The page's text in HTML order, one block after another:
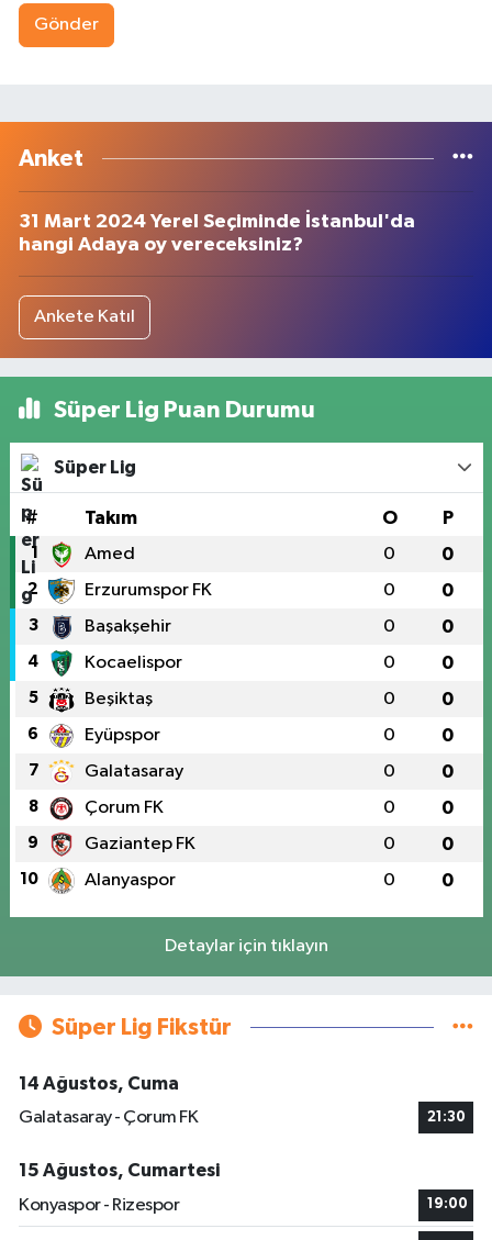
Gönder
Anket
31 Mart 2024 Yerel Seçiminde İstanbul'da
hangi Adaya oy vereceksiniz?
Ankete Katıl
Süper Lig Puan Durumu
Süper Lig
# Takım O P
1 Amed 0 0
2 Erzurumspor FK 0 0
3 Başakşehir 0 0
4 Kocaelispor 0 0
5 Beşiktaş 0 0
6 Eyüpspor 0 0
7 Galatasaray 0 0
8 Çorum FK 0 0
9 Gaziantep FK 0 0
10 Alanyaspor 0 0
Detaylar için tıklayın
Süper Lig Fikstür
14 Ağustos, Cuma
Galatasaray - Çorum FK
21:30
15 Ağustos, Cumartesi
Konyaspor - Rizespor
19:00